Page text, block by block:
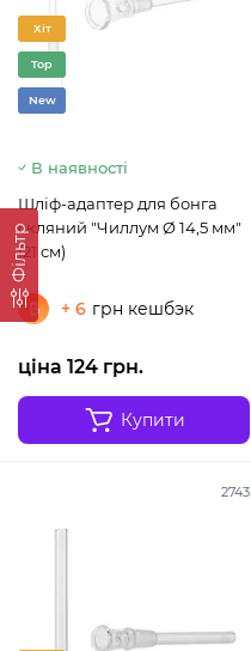
Фільтр
Хіт
Top
New
В наявності
Шліф-адаптер для бонга
скляний "Чиллум Ø 14,5 мм"
(21 см)
+ 6 грн кешбэк
ціна 124 грн.
Купити
2743